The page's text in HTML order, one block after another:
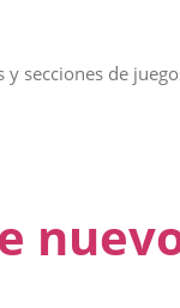
secciones de